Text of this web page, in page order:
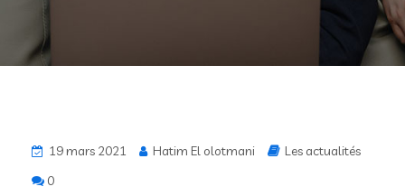
19 mars 2021 Hatim El olotmani
Les actualités
0